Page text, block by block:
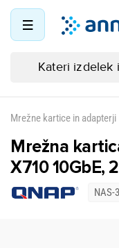
Mrežne kartice in adapterji
Mrežna
X710 10GbE,
NAS-